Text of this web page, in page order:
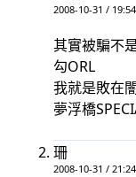
2008-10-31 / 19:54
其實被騙不
勾ORL
我就是敗在
夢浮橋
珊
2008-10-31 / 21:24